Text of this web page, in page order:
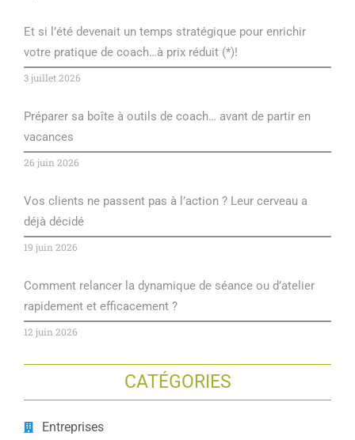
Et si l’été devenait un temps stratégique pour enrichir
votre pratique de coach…à prix réduit (*)!
3 juillet 2026
Préparer sa boîte à outils de coach… avant de partir en
vacances
26 juin 2026
Vos clients ne passent pas à l’action ? Leur cerveau a
déjà décidé
19 juin 2026
Comment relancer la dynamique de séance ou d’atelier
rapidement et efficacement ?
12 juin 2026
CATÉGORIES
Entreprises